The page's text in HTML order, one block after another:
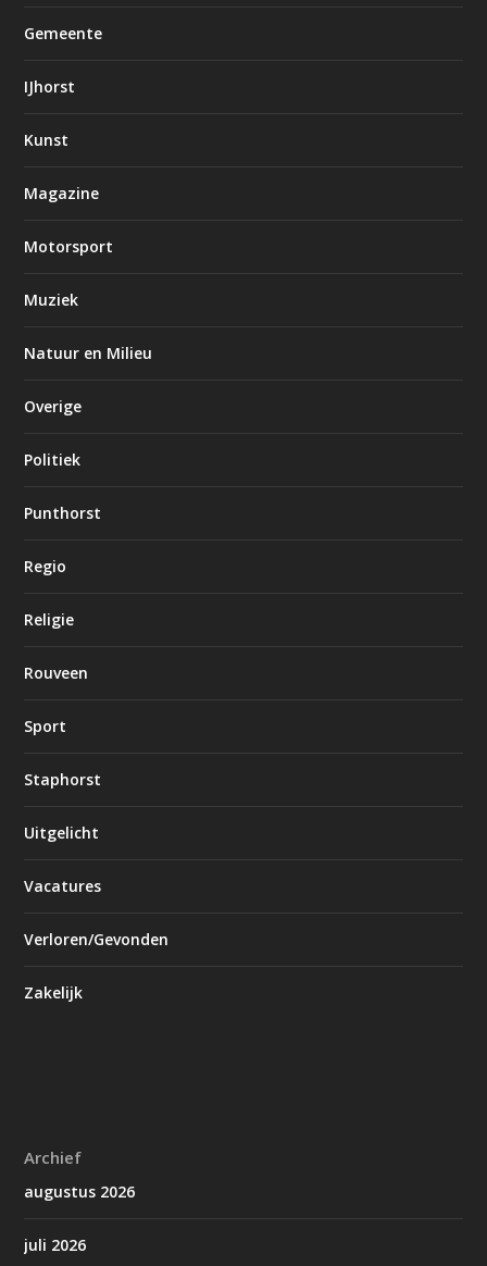
Gemeente
IJhorst
Kunst
Magazine
Motorsport
Muziek
Natuur en Milieu
Overige
Politiek
Punthorst
Regio
Religie
Rouveen
Sport
Staphorst
Uitgelicht
Vacatures
Verloren/Gevonden
Zakelijk
Archief
augustus 2026
juli 2026